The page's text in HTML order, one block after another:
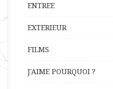
ENTREE
EXTERIEUR
FILMS
J'AIME POURQUOI ?